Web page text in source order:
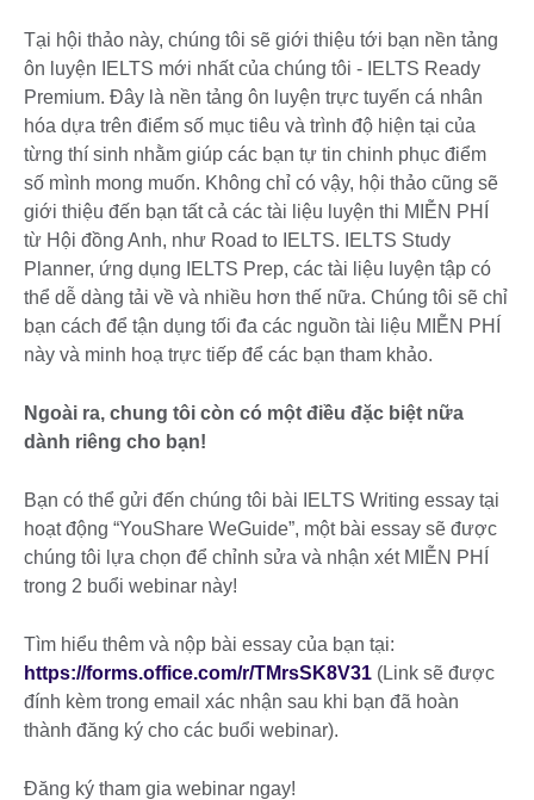
Tại hội thảo này, chúng tôi sẽ giới thiệu tới bạn nền tảng
ôn luyện IELTS mới nhất của chúng tôi - IELTS Ready
Premium. Đây là nền tảng ôn luyện trực tuyến cá nhân
hóa dựa trên điểm số mục tiêu và trình độ hiện tại của
từng thí sinh nhằm giúp các bạn tự tin chinh phục điểm
số mình mong muốn. Không chỉ có vậy, hội thảo cũng sẽ
giới thiệu đến bạn tất cả các tài liệu luyện thi MIỄN PHÍ
từ Hội đồng Anh, như Road to IELTS. IELTS Study
Planner, ứng dụng IELTS Prep, các tài liệu luyện tập có
thể dễ dàng tải về và nhiều hơn thế nữa. Chúng tôi sẽ chỉ
bạn cách để tận dụng tối đa các nguồn tài liệu MIỄN PHÍ
này và minh hoạ trực tiếp để các bạn tham khảo.
Ngoài ra, chung tôi còn có một điều đặc biệt nữa
dành riêng cho bạn!
Bạn có thể gửi đến chúng tôi bài IELTS Writing essay tại
hoạt động “YouShare WeGuide”, một bài essay sẽ được
chúng tôi lựa chọn để chỉnh sửa và nhận xét MIỄN PHÍ
trong 2 buổi webinar này!
Tìm hiểu thêm và nộp bài essay của bạn tại:
https://forms.office.com/r/TMrsSK8V31 (Link sẽ được
đính kèm trong email xác nhận sau khi bạn đã hoàn
thành đăng ký cho các buổi webinar).
Đăng ký tham gia webinar ngay!